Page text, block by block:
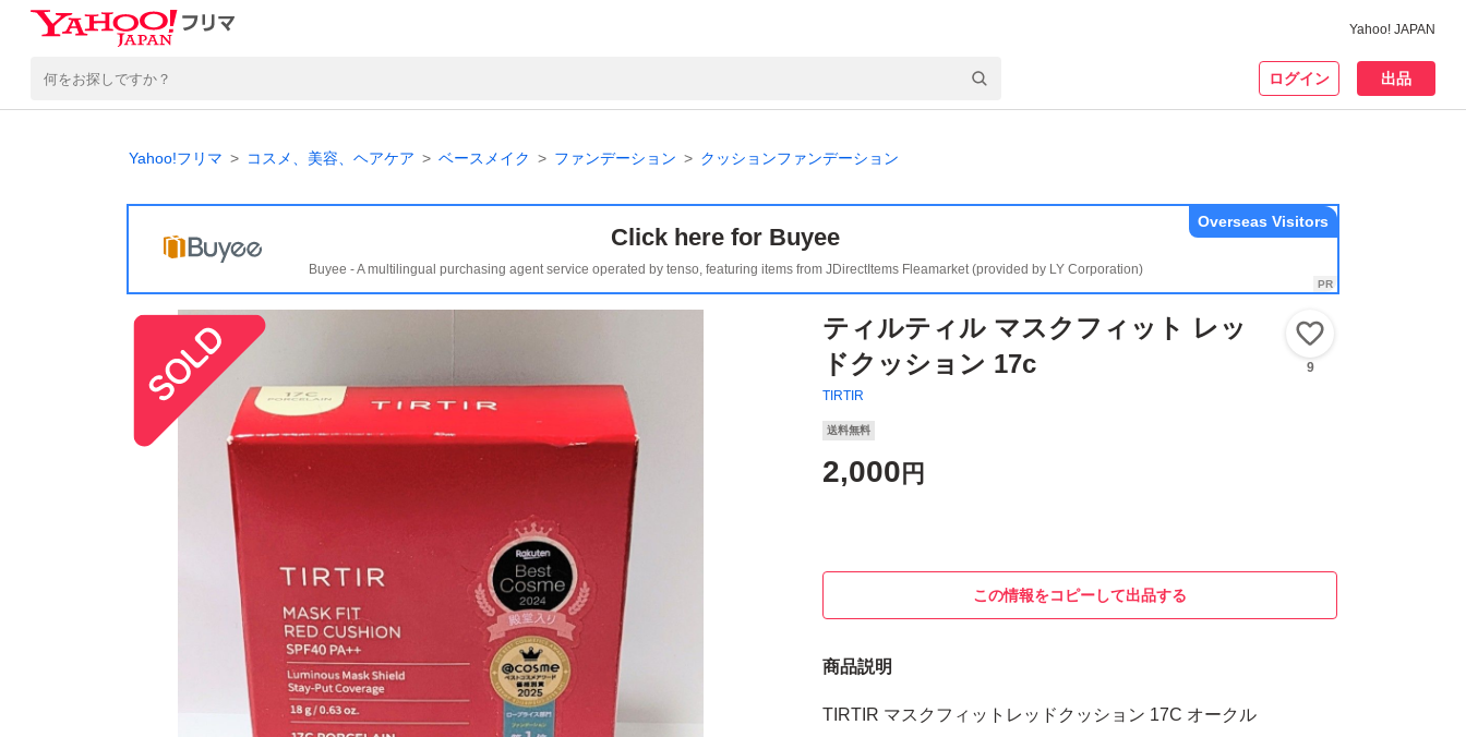
Yahoo! JAPAN
ログイン 出品
Yahoo!フリマ コスメ、美容、ヘアケア ベースメイク ファンデーション クッションファンデーション
Click here for Buyee
Buyee - A multilingual purchasing agent service operated by tenso, featuring items from JDirectItems Fleamarket (provided by LY Corporation)
Overseas Visitors
ティルティル マスクフィット レッ
ドクッション 17c
TIRTIR
9
送料無料
2,000 円
この情報をコピーして出品する
商品説明
TIRTIR マスクフィットレッドクッション 17C オークル